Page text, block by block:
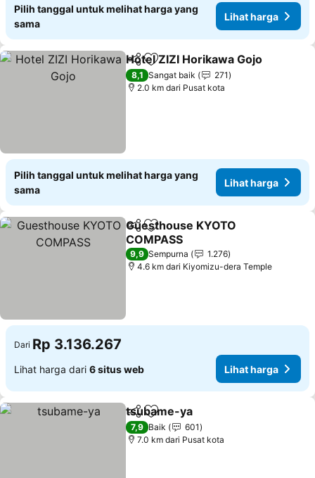
Pilih tanggal untuk melihat harga yang
sama
Lihat harga
BagikanTambahkan ke favorit
Hotel ZIZI Horikawa Gojo
8,1 Sangat baik
271
2.0 km dari Pusat kota
Pilih tanggal untuk melihat harga yang
sama
Lihat harga
BagikanTambahkan ke favorit
Guesthouse KYOTO
COMPASS
Lihat harga
9,9 Sempurna
1.276
4.6 km dari Kiyomizu-dera Temple
Dari Rp 3.136.267
Lihat harga dari 6 situs web Lihat harga
BagikanTambahkan ke favorit
tsubame-ya
7,9 Baik
601
7.0 km dari Pusat kota